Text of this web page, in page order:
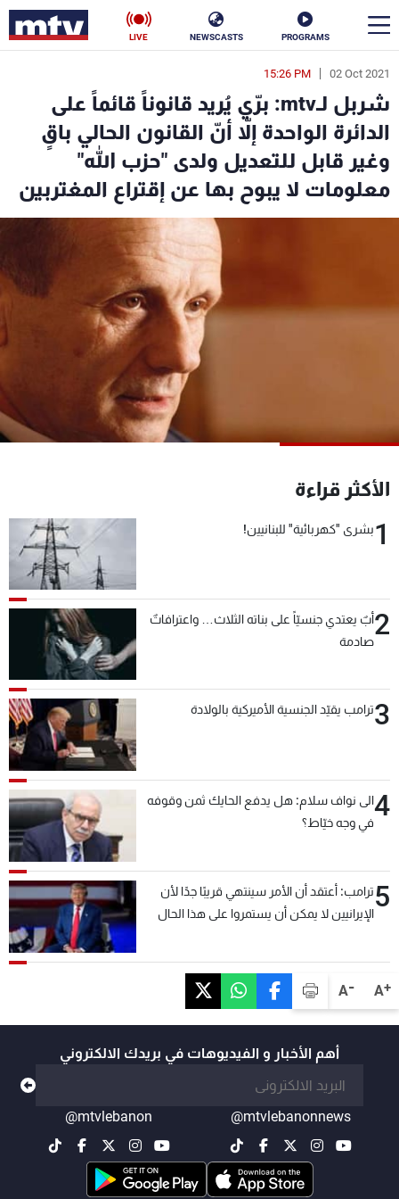
PROGRAMS
NEWSCASTS
LIVE
A+
A-
02 Oct 2021
15:26 PM
شربل لـmtv: برّي يُريد قانوناً قائماً على
الدائرة الواحدة إلاّ أنّ القانون الحالي باقٍ
وغير قابل للتعديل ولدى "حزب الله"
معلومات لا يبوح بها عن إقتراع المغتربين
الأكثر قراءة
1بشرى "كهربائية" للبنانيين!
2أبٌ يعتدي جنسيّاً على بناته الثلاث… واعترافاتٌ
صادمة
3ترامب يقيّد الجنسية الأميركية بالولادة
4الى نواف سلام: هل يدفع الحايك ثمن وقوفه
في وجه خيّاط؟
5ترامب: أعتقد أن الأمر سينتهي قريبًا جدًا لأن
الإيرانيين لا يمكن أن يستمروا على هذا الحال
أهم الأخبار و الفيديوهات في بريدك الالكتروني
@mtvlebanonnews
@mtvlebanon
en
الأخبار
سياسة ناس
إقتصاد فن
رياضة
الترددات
لاعلاناتكم